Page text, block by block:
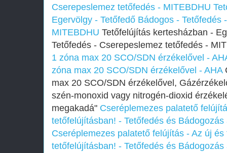
Cserepeslemez tetőfedés - MITEBDHU
Egervölgy - Tetőfedő Bádogos - Tetőfedés
MITEBDHU Tetőfelújítás kertesházban -
Tetőfedés - Cserepeslemez tetőfedés -
1 zóna max 20 SCO/SDN érzékelővel -
zóna max 20 SCO/SDN érzékelővel - AHA
max 20 SCO/SDN érzékelővel,
szén-monoxid vagy nitrogén-dioxid
megakadá" Cseréplemezes palatető
tetőfelújításban! - Tetőfedés és
Cseréplemezes palatető felújítás - Az új
tetőfelújításban! - Tetőfedés és